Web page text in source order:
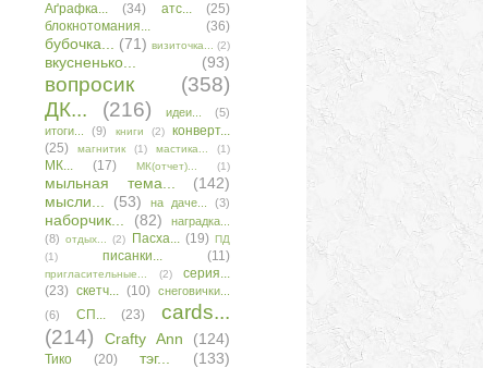
Аґрафка... (34) атс...
(25)
блокнотомания...
(36)
бубочка... (71) визиточка... (2)
вкусненько... (93)
вопросик
(358)
ДК...
(216) идеи...
(5)
итоги...
(9) книги (2)
конверт...
(25)
магнитик (1) мастика... (1)
МК... (17) МК(отчет)... (1)
мыльная тема...
(142)
мысли...
(53) на даче... (3)
наборчик... (82)
наградка...
(8) отдых... (2) Пасха... (19) ПД
(1)
писанки... (11)
пригласительные... (2)
серия...
(23) скетч... (10) снеговички...
(6)
СП... (23)
сards...
(214)
Сrafty Аnn (124)
Тико (20) тэг... (133)